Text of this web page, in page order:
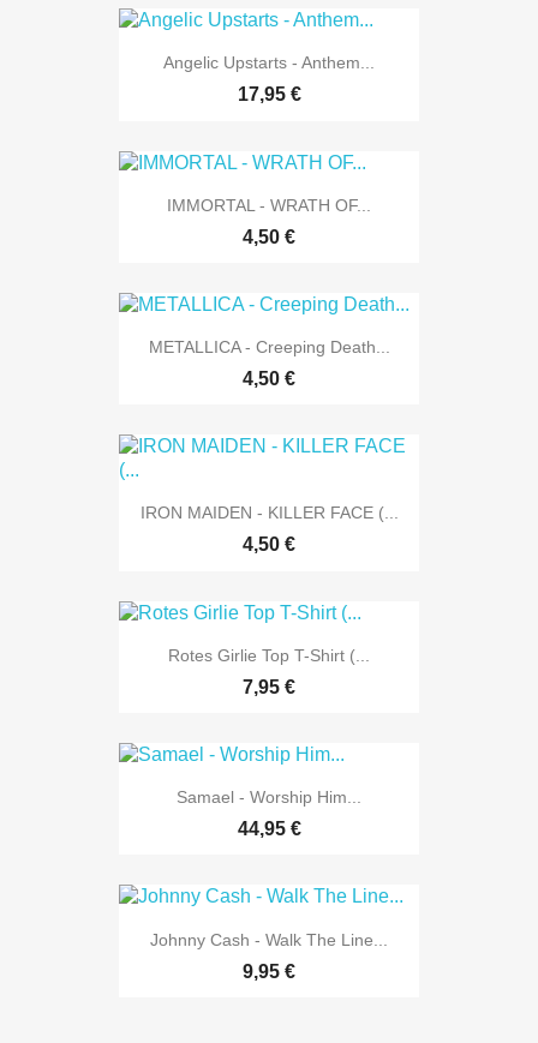
Angelic Upstarts - Anthem...
17,95 €
IMMORTAL - WRATH OF...
4,50 €
METALLICA - Creeping Death...
4,50 €
IRON MAIDEN - KILLER FACE (...
4,50 €
Rotes Girlie Top T-Shirt (...
7,95 €
Samael - Worship Him...
44,95 €
Johnny Cash - Walk The Line...
9,95 €